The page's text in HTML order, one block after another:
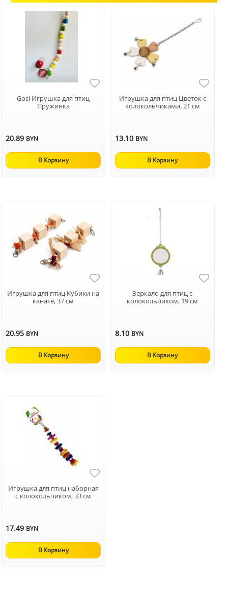
Gosi Игрушка для птиц
Пружинка
20.89 BYN
В Корзину
Игрушка для птиц Цветок с
колокольчиками, 21 см
13.10 BYN
В Корзину
Игрушка для птиц Кубики на
канате, 37 см
20.95 BYN
В Корзину
Зеркало для птиц с
колокольчиком, 19 см
8.10 BYN
В Корзину
Игрушка для птиц наборная
с колокольчиком, 33 см
17.49 BYN
В Корзину